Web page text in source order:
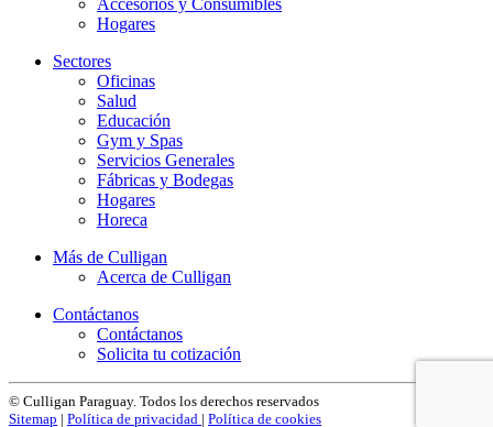
Hogares
Sectores​
Oficinas
Salud
Educación
Gym y Spas
Servicios Generales
Fábricas y Bodegas
Hogares
Horeca
Más de Culligan
Acerca de Culligan
Contáctanos
Contáctanos
Solicita tu cotización
© Culligan Paraguay. Todos los derechos reservados
Sitemap | Política de privacidad | Política de cookies